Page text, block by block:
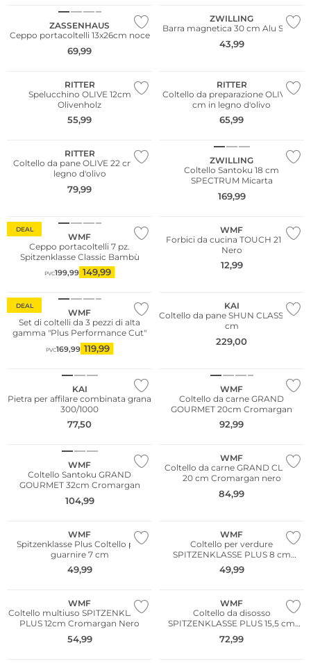
ZASSENHAUS
Ceppo portacoltelli 13x26cm noce
69,99
ZWILLING
Barra magnetica 30 cm Alu Silver
43,99
RITTER
Spelucchino OLIVE 12cm
Olivenholz
55,99
RITTER
Coltello da preparazione OLIVE 16
cm in legno d'olivo
65,99
RITTER
Coltello da pane OLIVE 22 cm in
legno d'olivo
79,99
ZWILLING
Coltello Santoku 18 cm
SPECTRUM Micarta
169,99
DEAL
WMF
Ceppo portacoltelli 7 pz.
Spitzenklasse Classic Bambù
PVC199,99 149,99
WMF
Forbici da cucina TOUCH 21 cm
Nero
12,99
DEAL
WMF
Set di coltelli da 3 pezzi di alta
gamma "Plus Performance Cut"
PVC169,99 119,99
KAI
Coltello da pane SHUN CLASSIC 23
cm
229,00
KAI
Pietra per affilare combinata grana
300/1000
77,50
WMF
Coltello da carne GRAND
GOURMET 20cm Cromargan
92,99
WMF
Coltello Santoku GRAND
GOURMET 32cm Cromargan
104,99
WMF
Coltello da carne GRAND CLASS
20 cm Cromargan nero
84,99
WMF
Spitzenklasse Plus Coltello per
guarnire 7 cm
49,99
WMF
Coltello per verdure
SPITZENKLASSE PLUS 8 cm
Cromargan Nero
49,99
WMF
Coltello multiuso SPITZENKLASSE
PLUS 12cm Cromargan Nero
54,99
WMF
Coltello da disosso
SPITZENKLASSE PLUS 15,5 cm
Cromargan Nero
72,99